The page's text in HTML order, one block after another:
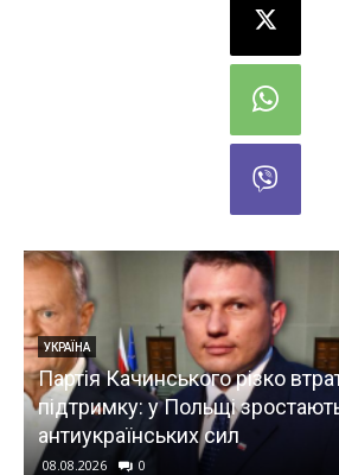
УКРАЇНА
На території ТЦК на
помер чоловік
08.08.2026